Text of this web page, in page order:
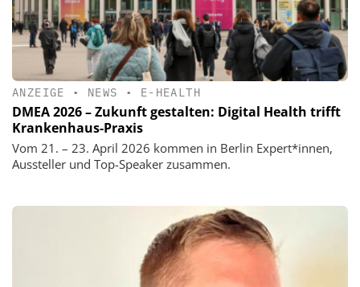
ANZEIGE • NEWS • E-HEALTH
DMEA 2026 – Zukunft gestalten: Digital Health trifft
Krankenhaus-Praxis
Vom 21. – 23. April 2026 kommen in Berlin Expert*innen,
Aussteller und Top-Speaker zusammen.